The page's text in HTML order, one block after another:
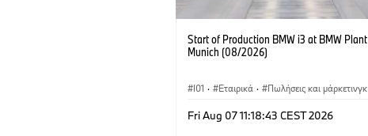
Start of Production BMW i3 at BMW Plant
Munich (08/2026)
I01 · Εταιρικά · Πωλήσεις και μάρκετινγκ
BMW i
Fri Aug 07 11:18:43 CEST 2026